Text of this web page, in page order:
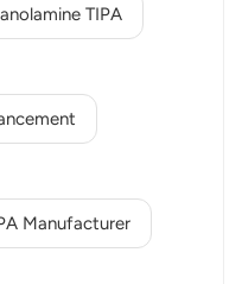
决方案。在本文
水泥特性并增强其强
磨与增强强度 在水
大量的能量。TIPA
心成分。它能有效
水泥颗粒黏结成
颗粒粒径分布。
磨阶段。与主要提升
剂三乙醇胺
的优势：它能显著实
TIPA
Manufacturer